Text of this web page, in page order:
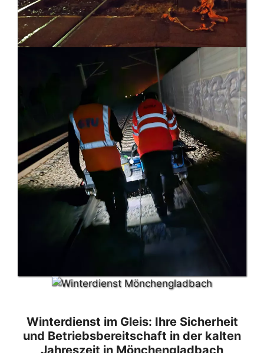
Winterdienst im Gleis: Ihre Sicherheit
und Betriebsbereitschaft in der kalten